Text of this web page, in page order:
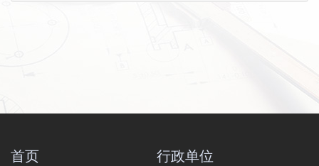
首页 行政单位